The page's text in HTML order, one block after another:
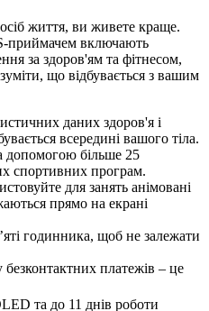
життя, ви живете краще.
приймачем включають
за здоров'ям та фітнесом,
що відбувається з вашим
даних здоров'я і
всередині вашого тіла.
допомогою більше 25
спортивних програм.
для занять анімовані
прямо на екрані
годинника, щоб не залежати
платежів – це
та до 11 днів роботи